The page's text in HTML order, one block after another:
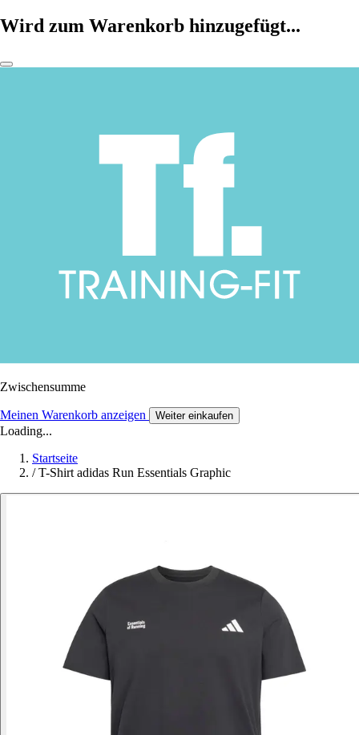
Wird zum Warenkorb hinzugefügt...
Zwischensumme
Meinen Warenkorb anzeigen Weiter einkaufen
Loading...
Startseite
/ T-Shirt adidas Run Essentials Graphic